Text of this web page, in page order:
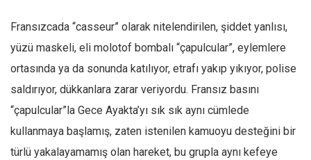
Fransızcada “casseur” olarak nitelendirilen, şiddet yanlısı,
yüzü maskeli, eli molotof bombalı “çapulcular”, eylemlere
ortasında ya da sonunda katılıyor, etrafı yakıp yıkıyor, polise
saldırıyor, dükkanlara zarar veriyordu. Fransız basını
“çapulcular”la Gece Ayakta’yı sık sık aynı cümlede
kullanmaya başlamış, zaten istenilen kamuoyu desteğini bir
türlü yakalayamamış olan hareket, bu grupla aynı kefeye